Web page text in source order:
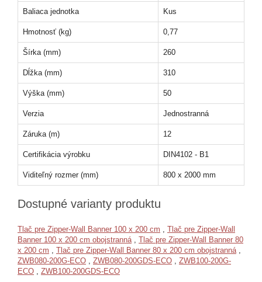
Baliaca jednotka Kus
Hmotnosť (kg) 0,77
Šírka (mm) 260
Dĺžka (mm) 310
Výška (mm) 50
Verzia Jednostranná
Záruka (m) 12
Certifikácia výrobku DIN4102 - B1
Viditeľný rozmer (mm) 800 x 2000 mm
Dostupné varianty produktu
Tlač pre Zipper-Wall Banner 100 x 200 cm
Tlač pre Zipper-Wall
Banner 100 x 200 cm obojstranná
Tlač pre Zipper-Wall Banner 80
x 200 cm
Tlač pre Zipper-Wall Banner 80 x 200 cm obojstranná
ZWB080-200G-ECO
ZWB080-200GDS-ECO
ZWB100-200G-
ECO
ZWB100-200GDS-ECO